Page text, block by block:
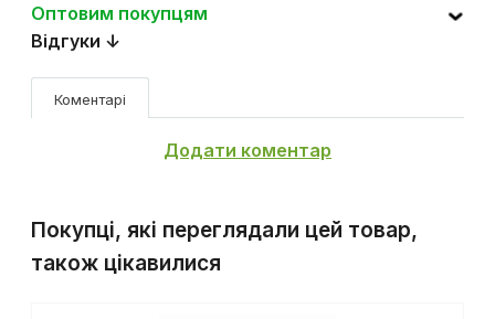
Оптовим покупцям
Відгуки ↓
Коментарі
Додати коментар
Покупці, які переглядали цей товар,
також цікавилися